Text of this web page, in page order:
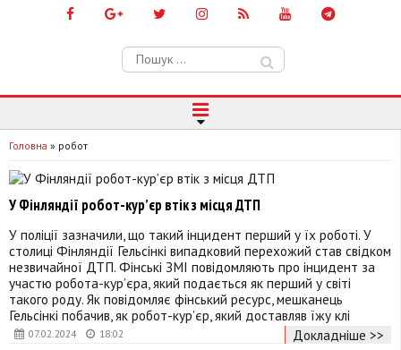
Пошук:
Головна » робот
07.02.2024 18:02
У Фінляндії робот-кур’єр втік з місця ДТП
У поліції зазначили, що такий інцидент перший у їх роботі. У
столиці Фінляндії Гельсінкі випадковий перехожий став свідком
незвичайної ДТП. Фінські ЗМІ повідомляють про інцидент за
участю робота-кур’єра, який подається як перший у світі
такого роду. Як повідомляє фінський ресурс, мешканець
Гельсінкі побачив, як робот-кур’єр, який доставляв їжу клі
Докладніше >>